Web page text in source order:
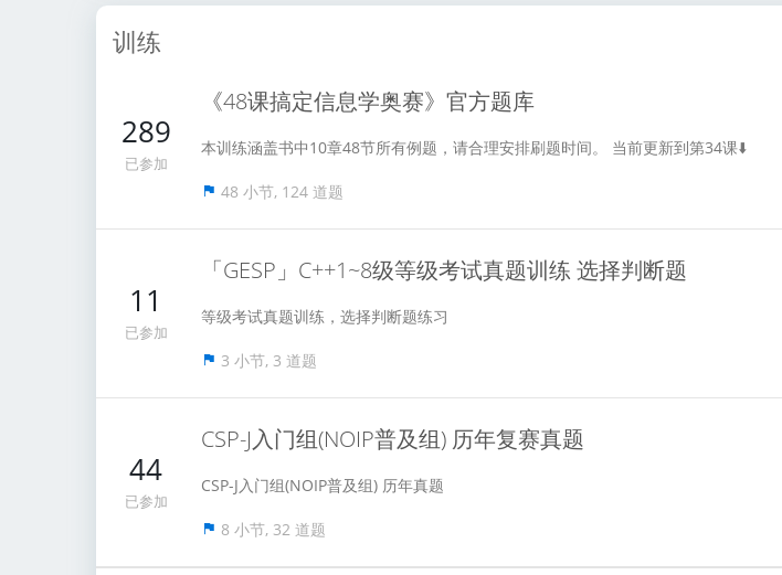
训练
289
已参加
《48课搞定信息学奥赛》官方题库
本训练涵盖书中10章48节所有例题，请合理安排刷题时间。 当前更新到第34课⬇️
48 小节, 124 道题
11
已参加
「GESP」C++1~8级等级考试真题训练 选择判断题
等级考试真题训练，选择判断题练习
3 小节, 3 道题
44
已参加
CSP-J入门组(NOIP普及组) 历年复赛真题
CSP-J入门组(NOIP普及组) 历年真题
8 小节, 32 道题